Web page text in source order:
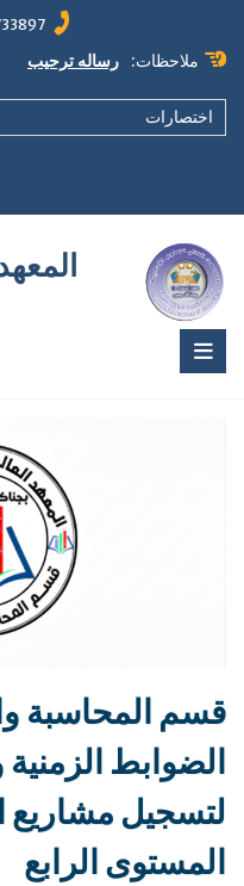
contentملاحظات: رساله ترحيب
اختصارات
قسم المحاسبة
الضوابط الزمنية
لتسجيل مشاريع
المستوى الرابع